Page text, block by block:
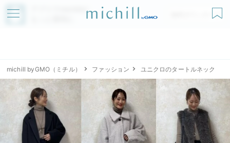
アプリでmichillが
無料ダウンロード
michill byGMO（ミチル） ファッション ユニクロのタートルネック